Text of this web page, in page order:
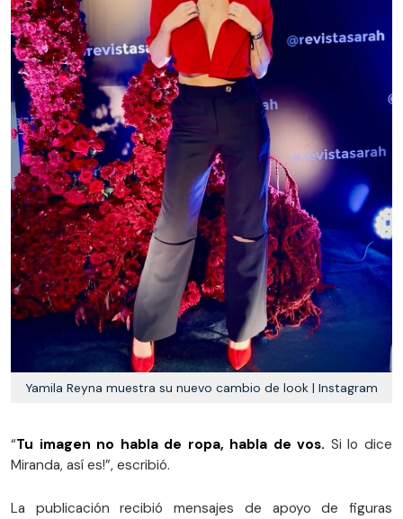
Yamila Reyna muestra su nuevo cambio de look | Instagram
“Tu imagen no habla de ropa, habla de vos. Si lo dice
Miranda, así es!”, escribió.
La publicación recibió mensajes de apoyo de figuras